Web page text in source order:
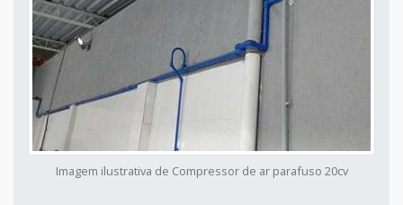
Imagem ilustrativa de Compressor de ar parafuso 20cv